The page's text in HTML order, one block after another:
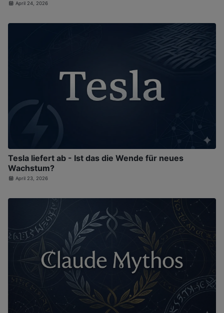
April 24, 2026
Tesla liefert ab - Ist das die Wende für neues
Wachstum?
April 23, 2026